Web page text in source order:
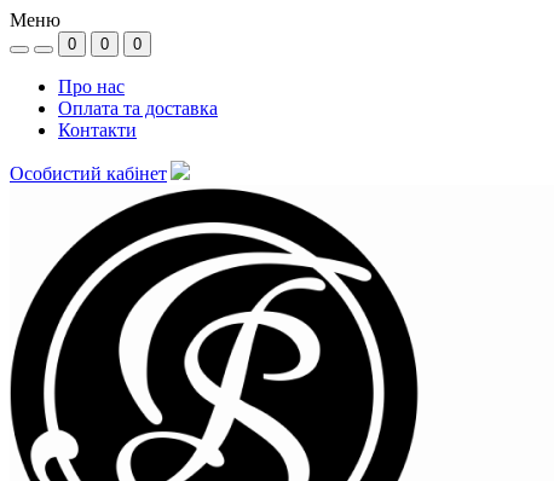
Меню
0 0 0
Про нас
Оплата та доставка
Контакти
Особистий кабінет